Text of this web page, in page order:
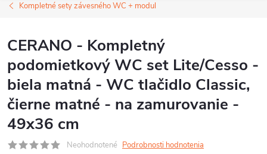
Kompletné sety závesného WC + modul
CERANO - Kompletný
podomietkový WC set Lite/Cesso -
biela matná - WC tlačidlo Classic,
čierne matné - na zamurovanie -
49x36 cm
Neohodnotené Podrobnosti hodnotenia